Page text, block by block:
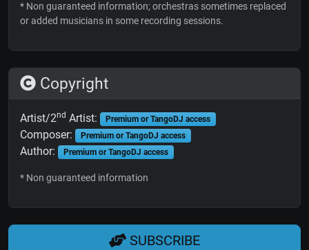
* Non guaranteed information; orchestras sometimes replaced
or added musicians in some recording sessions.
Copyright
Artist/2nd Artist: Premium or TangoDJ access
Composer: Premium or TangoDJ access
Author: Premium or TangoDJ access
* Non guaranteed information
SUBSCRIBE